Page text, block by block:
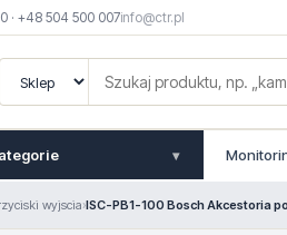
· +48 504 500 007info@ctr.pl
▾
wyjscia›ISC-PB1-100 Bosch Akcestoria